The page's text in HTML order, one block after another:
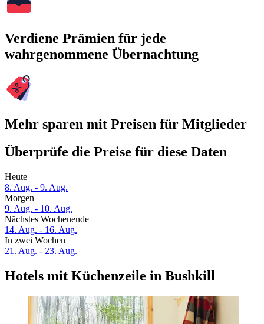
Verdiene Prämien für jede
wahrgenommene Übernachtung
Mehr sparen mit Preisen für Mitglieder
Überprüfe die Preise für diese Daten
Heute
8. Aug. - 9. Aug.
Morgen
9. Aug. - 10. Aug.
Nächstes Wochenende
14. Aug. - 16. Aug.
In zwei Wochen
21. Aug. - 23. Aug.
Hotels mit Küchenzeile in Bushkill